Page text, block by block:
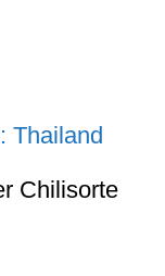
Chilisorte